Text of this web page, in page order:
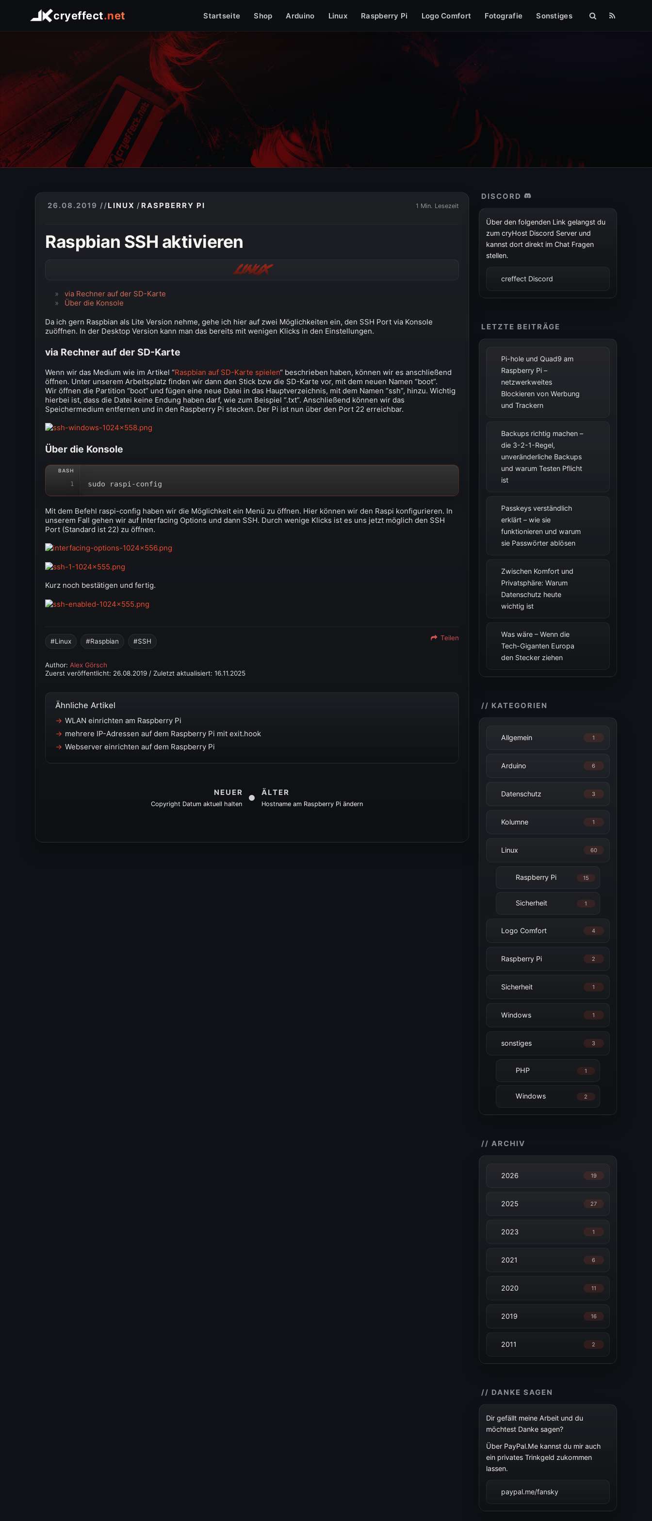
cryeffect.net Startseite Shop Arduino Linux Raspberry Pi Logo Comfort Fotografie Sonstiges
26.08.2019 //LINUX / RASPBERRY PI 1 Min. Lesezeit
Raspbian SSH aktivieren
Linux
via Rechner auf der SD-Karte
Über die Konsole
Da ich gern Raspbian als Lite Version nehme, gehe ich hier auf zwei Möglichkeiten ein, den SSH Port via Konsole
zuöffnen. In der Desktop Version kann man das bereits mit wenigen Klicks in den Einstellungen.
via Rechner auf der SD-Karte
Wenn wir das Medium wie im Artikel “Raspbian auf SD-Karte spielen“ beschrieben haben, können wir es anschließend
öffnen. Unter unserem Arbeitsplatz finden wir dann den Stick bzw die SD-Karte vor, mit dem neuen Namen “boot”.
Wir öffnen die Partition “boot” und fügen eine neue Datei in das Hauptverzeichnis, mit dem Namen “ssh”, hinzu. Wichtig
hierbei ist, dass die Datei keine Endung haben darf, wie zum Beispiel “.txt”. Anschließend können wir das
Speichermedium entfernen und in den Raspberry Pi stecken. Der Pi ist nun über den Port 22 erreichbar.
Über die Konsole
1 sudo raspi-config
Mit dem Befehl raspi-config haben wir die Möglichkeit ein Menü zu öffnen. Hier können wir den Raspi konfigurieren. In
unserem Fall gehen wir auf Interfacing Options und dann SSH. Durch wenige Klicks ist es uns jetzt möglich den SSH
Port (Standard ist 22) zu öffnen.
Kurz noch bestätigen und fertig.
Teilen
Linux Raspbian SSH
Author:Alex Görsch
Zuerst veröffentlicht: 26.08.2019 / Zuletzt aktualisiert:16.11.2025
Ähnliche Artikel
WLAN einrichten am Raspberry Pi
mehrere IP-Adressen auf dem Raspberry Pi mit exit.hook
Webserver einrichten auf dem Raspberry Pi
NEUER
Copyright Datum aktuell halten
ÄLTER
Hostname am Raspberry Pi ändern
DISCORD
Über den folgenden Link gelangst du
zum cryHost Discord Server und
kannst dort direkt im Chat Fragen
stellen.
creffect Discord
LETZTE BEITRÄGE
Pi-hole und Quad9 am
Raspberry Pi –
netzwerkweites
Blockieren von Werbung
und Trackern
Backups richtig machen –
die 3-2-1-Regel,
unveränderliche Backups
und warum Testen Pflicht
ist
Passkeys verständlich
erklärt – wie sie
funktionieren und warum
sie Passwörter ablösen
Zwischen Komfort und
Privatsphäre: Warum
Datenschutz heute
wichtig ist
Was wäre – Wenn die
Tech-Giganten Europa
den Stecker ziehen
// KATEGORIEN
Allgemein 1
Arduino 6
Datenschutz 3
Kolumne 1
Linux 60
Raspberry Pi 15
Sicherheit 1
Logo Comfort 4
Raspberry Pi 2
Sicherheit 1
Windows 1
sonstiges 3
PHP 1
Windows 2
// ARCHIV
2026 19
2025 27
2023 1
2021 6
2020 11
2019 16
2011 2
// DANKE SAGEN
Dir gefällt meine Arbeit und du
möchtest Danke sagen?
Über PayPal.Me kannst du mir auch
ein privates Trinkgeld zukommen
lassen.
paypal.me/fansky